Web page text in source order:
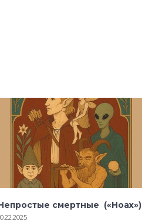
смертные («Ноах»)